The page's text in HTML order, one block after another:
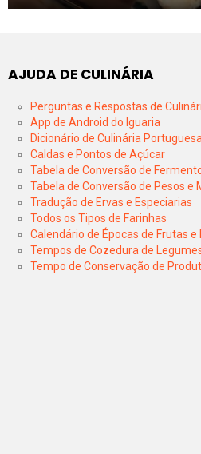
AJUDA DE CULINÁRIA
Perguntas e Respostas de
App de Android do Iguaria
Dicionário de Culinária Portuguesa
Caldas e Pontos de Açúcar
Tabela de Conversão de
Tabela de Conversão de Pesos e
Tradução de Ervas e Especiarias
Todos os Tipos de Farinhas
Calendário de Épocas de Frutas e
Tempos de Cozedura de
Tempo de Conservação de